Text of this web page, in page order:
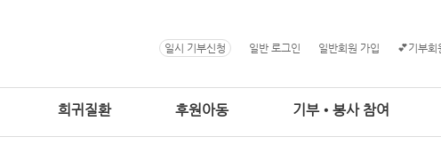
일시 기부신청 일반 로그인 일반회원 가입 💕기부회
희귀질환 후원아동 기부•봉사 참여